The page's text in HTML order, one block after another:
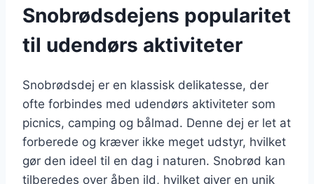
Snobrødsdejens popularitet
til udendørs aktiviteter
Snobrødsdej er en klassisk delikatesse, der
ofte forbindes med udendørs aktiviteter som
picnics, camping og bålmad. Denne dej er let at
forberede og kræver ikke meget udstyr, hvilket
gør den ideel til en dag i naturen. Snobrød kan
tilberedes over åben ild, hvilket giver en unik